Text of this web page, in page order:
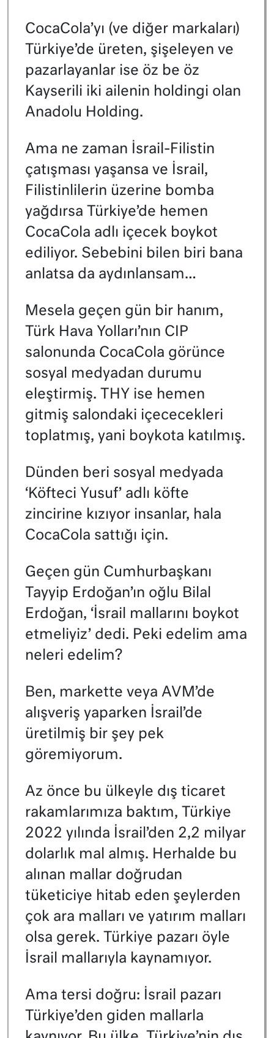
CocaCola’yı (ve diğer markaları)
Türkiye’de üreten, şişeleyen ve
pazarlayanlar ise öz be öz
Kayserili iki ailenin holdingi olan
Anadolu Holding.
Ama ne zaman İsrail-Filistin
çatışması yaşansa ve İsrail,
Filistinlilerin üzerine bomba
yağdırsa Türkiye’de hemen
CocaCola adlı içecek boykot
ediliyor. Sebebini bilen biri bana
anlatsa da aydınlansam…
Mesela geçen gün bir hanım,
Türk Hava Yolları’nın CIP
salonunda CocaCola görünce
sosyal medyadan durumu
eleştirmiş. THY ise hemen
gitmiş salondaki içececekleri
toplatmış, yani boykota katılmış.
Dünden beri sosyal medyada
‘Köfteci Yusuf’ adlı köfte
zincirine kızıyor insanlar, hala
CocaCola sattığı için.
Geçen gün Cumhurbaşkanı
Tayyip Erdoğan’ın oğlu Bilal
Erdoğan, ‘İsrail mallarını boykot
etmeliyiz’ dedi. Peki edelim ama
neleri edelim?
Ben, markette veya AVM’de
alışveriş yaparken İsrail’de
üretilmiş bir şey pek
göremiyorum.
Az önce bu ülkeyle dış ticaret
rakamlarımıza baktım, Türkiye
2022 yılında İsrail’den 2,2 milyar
dolarlık mal almış. Herhalde bu
alınan mallar doğrudan
tüketiciye hitab eden şeylerden
çok ara malları ve yatırım malları
olsa gerek. Türkiye pazarı öyle
İsrail mallarıyla kaynamıyor.
Ama tersi doğru: İsrail pazarı
Türkiye’den giden mallarla